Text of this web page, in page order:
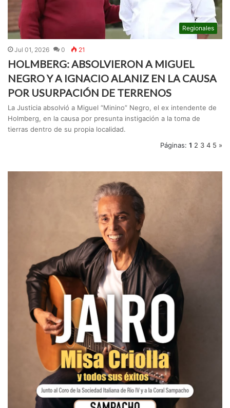
Regionales
Jul 01, 2026 0 21
HOLMBERG: ABSOLVIERON A MIGUEL
NEGRO Y A IGNACIO ALANIZ EN LA CAUSA
POR USURPACIÓN DE TERRENOS
La Justicia absolvió a Miguel “Minino” Negro, el ex intendente de
Holmberg, en la causa por presunta instigación a la toma de
tierras dentro de su propia localidad.
Páginas: 1 2 3 4 5 »